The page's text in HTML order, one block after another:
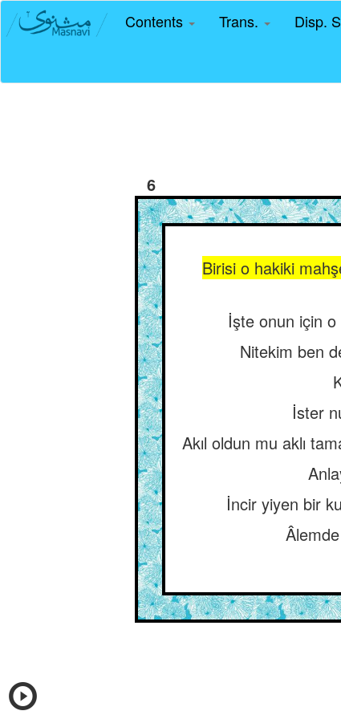
Contents Trans. Disp.
6
Birisi o hakiki
İşte onun için
Nitekim ben
İster
Akıl oldun mu aklı
İncir yiyen bir